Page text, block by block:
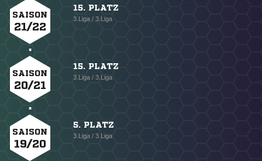
SAISON
21/22
15. PLATZ
3.Liga / 3.Liga
SAISON
20/21
15. PLATZ
3.Liga / 3.Liga
SAISON
19/20
5. PLATZ
3.Liga / 3.Liga